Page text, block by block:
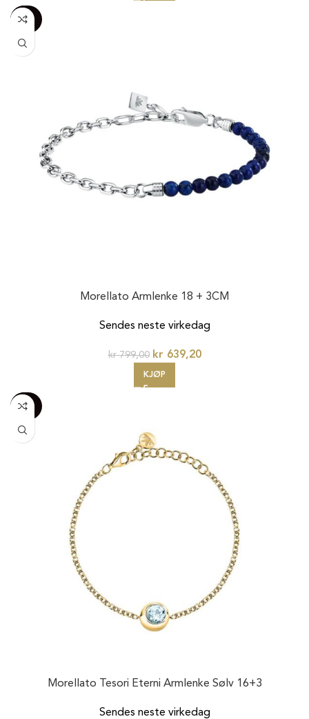
-100%
20%
Morellato Armlenke 18 + 3CM
Sendes neste virkedag
kr799,00 kr 639,20
KJØP
-100%
20%
Morellato Tesori Eterni Armlenke Sølv 16+3
Sendes neste virkedag